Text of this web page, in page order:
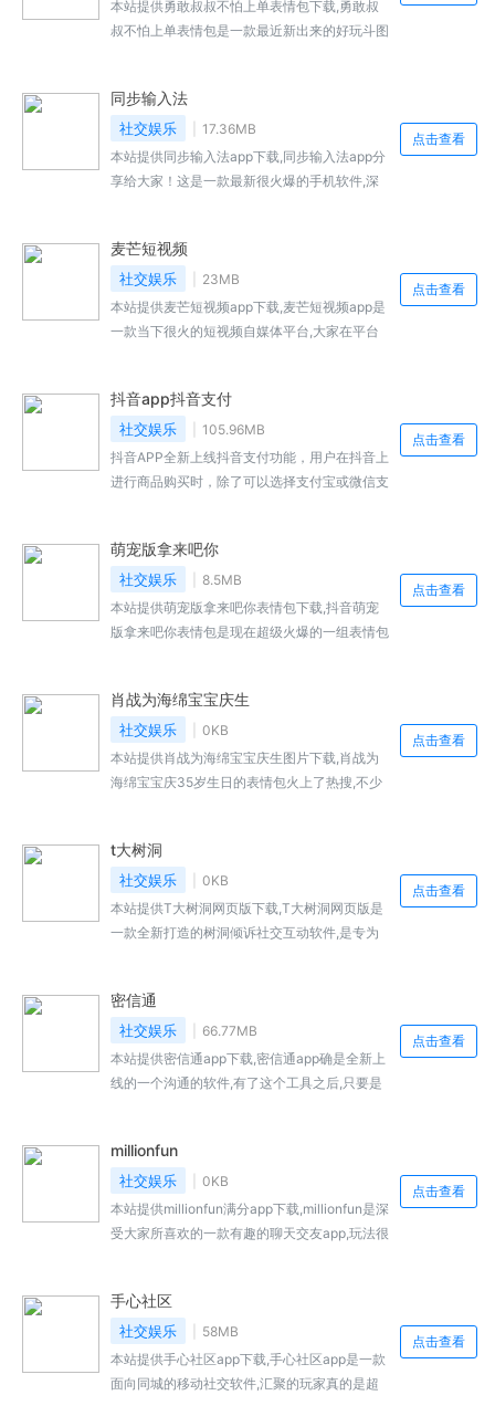
本站提供勇敢叔叔不怕上单表情包下载,勇敢叔
叔不怕上单表情包是一款最近新出来的好玩斗图
单表情包免费下载地址...
同步输入法
社交娱乐
17.36MB
本站提供同步输入法app下载,同步输入法app分
享给大家！这是一款最新很火爆的手机软件,深
点击查看
麦芒短视频
社交娱乐
23MB
本站提供麦芒短视频app下载,麦芒短视频app是
一款当下很火的短视频自媒体平台,大家在平台
点击查看
抖音app抖音支付
社交娱乐
105.96MB
抖音APP全新上线抖音支付功能，用户在抖音上
进行商品购买时，除了可以选择支付宝或微信支
载使用。
点击查看
萌宠版拿来吧你
社交娱乐
8.5MB
本站提供萌宠版拿来吧你表情包下载,抖音萌宠
版拿来吧你表情包是现在超级火爆的一组表情包
情包免费下载地址...
点击查看
肖战为海绵宝宝庆生
社交娱乐
0KB
本站提供肖战为海绵宝宝庆生图片下载,肖战为
海绵宝宝庆35岁生日的表情包火上了热搜,不少
庆生图片免费下载地址...
点击查看
t大树洞
社交娱乐
0KB
本站提供T大树洞网页版下载,T大树洞网页版是
一款全新打造的树洞倾诉社交互动软件,是专为
址...
点击查看
密信通
社交娱乐
66.77MB
本站提供密信通app下载,密信通app确是全新上
线的一个沟通的软件,有了这个工具之后,只要是
点击查看
millionfun
社交娱乐
0KB
本站提供millionfun满分app下载,millionfun是深
受大家所喜欢的一款有趣的聊天交友app,玩法很
点击查看
手心社区
社交娱乐
58MB
本站提供手心社区app下载,手心社区app是一款
面向同城的移动社交软件,汇聚的玩家真的是超
点击查看